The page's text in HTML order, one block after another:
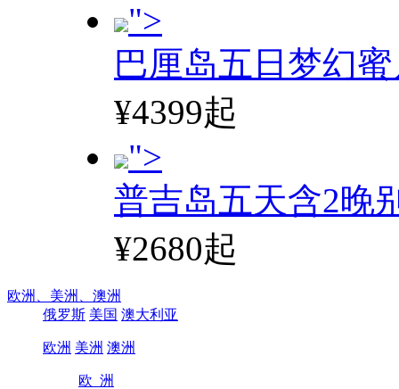
">
巴厘岛五日梦幻
¥4399起
">
普吉岛五天含2晚
¥2680起
欧洲、 美洲、 澳洲
俄罗斯 美国 澳大利亚
欧洲 美洲 澳洲
欧 洲